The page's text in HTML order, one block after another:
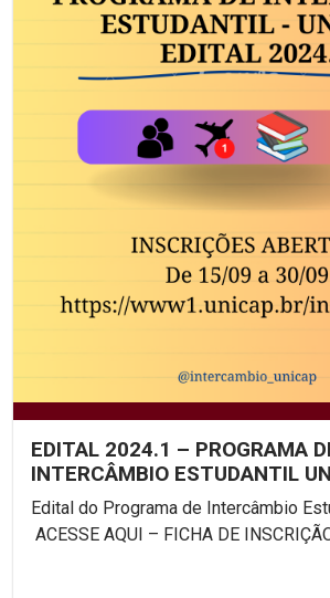
EDITAL 2024.1 – PROGRAMA
INTERCÂMBIO ESTUDANTIL
Edital do Programa de Intercâmbio
ACESSE AQUI – FICHA DE